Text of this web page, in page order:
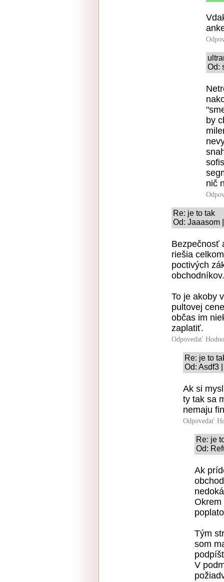
Od:
by
nič
Re: je to tak
Od: Jaaasom
Bezpečnosť
riešia
poctivých
obchodníkov.
To je akoby
pultovej
občas im
zaplatiť.
Odpovedať
Re: je to
Od: Asdf3
Ak si
ty tak sa
nemaju
Odpovedať
Re: je
Od:
Ak
Okrem
Tým
som
V